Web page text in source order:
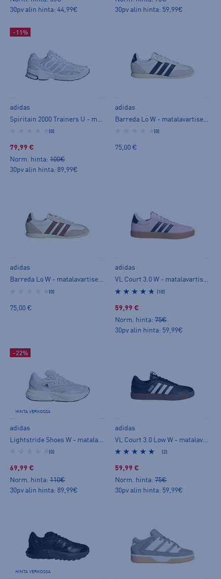
30pv alin hinta: 44,99€
30pv alin hinta: 59,99€
-11%
adidas
(0)
79,99 €
Norm. hinta: 100€
30pv alin hinta: 89,99€
adidas
(0)
75,00 €
adidas
Barreda Lo W - matalavartiset tennarit
(0)
75,00 €
adidas
VL Court 3.0 W - matalavartiset tennarit
(10)
59,99 €
Norm. hinta: 75€
30pv alin hinta: 59,99€
-22%
HINTA VERKOSSA
adidas
(0)
69,99 €
Norm. hinta: 110€
30pv alin hinta: 89,99€
adidas
(2)
59,99 €
Norm. hinta: 75€
30pv alin hinta: 59,99€
HINTA VERKOSSA